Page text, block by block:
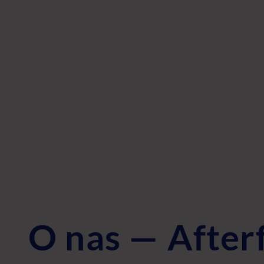
O nas —